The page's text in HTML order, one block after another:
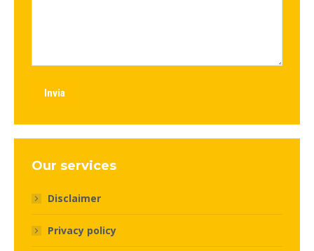
Invia
Our services
Disclaimer
Privacy policy